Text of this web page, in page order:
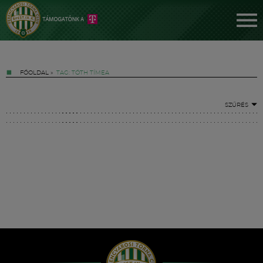
FŐOLDAL » TAG: TÓTH TÍMEA
SZŰRÉS
Hírek